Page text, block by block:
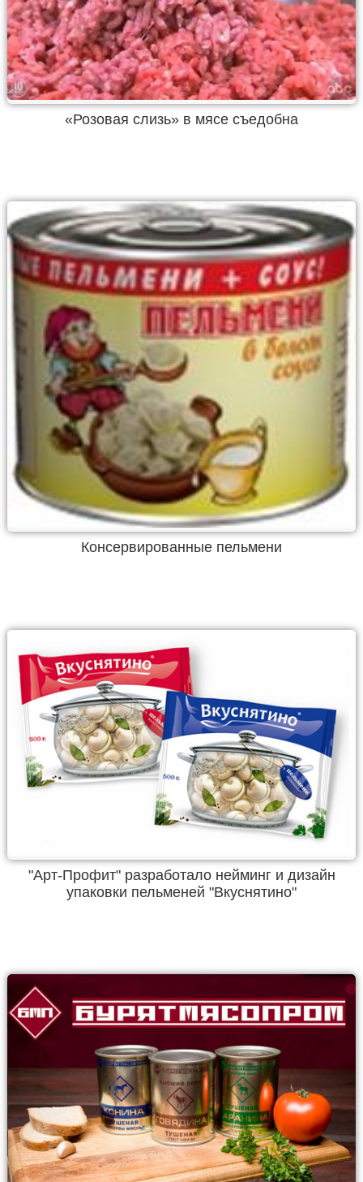
«Розовая слизь» в мясе съедобна
Консервированные пельмени
"Арт-Профит" разработало нейминг и дизайн
упаковки пельменей "Вкуснятино"